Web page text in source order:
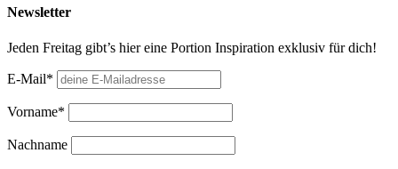
Newsletter
Jeden Freitag gibt’s hier eine Portion Inspiration exklusiv für dich!
E-Mail*
Vorname*
Nachname